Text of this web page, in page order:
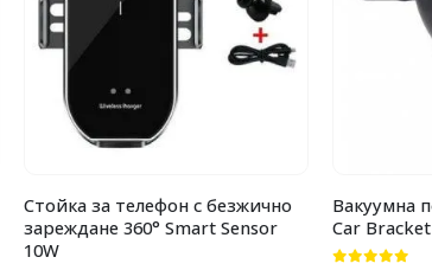
Стойка за телефон с безжично
зареждане 360° Smart Sensor
10W
Вакуумна
Car